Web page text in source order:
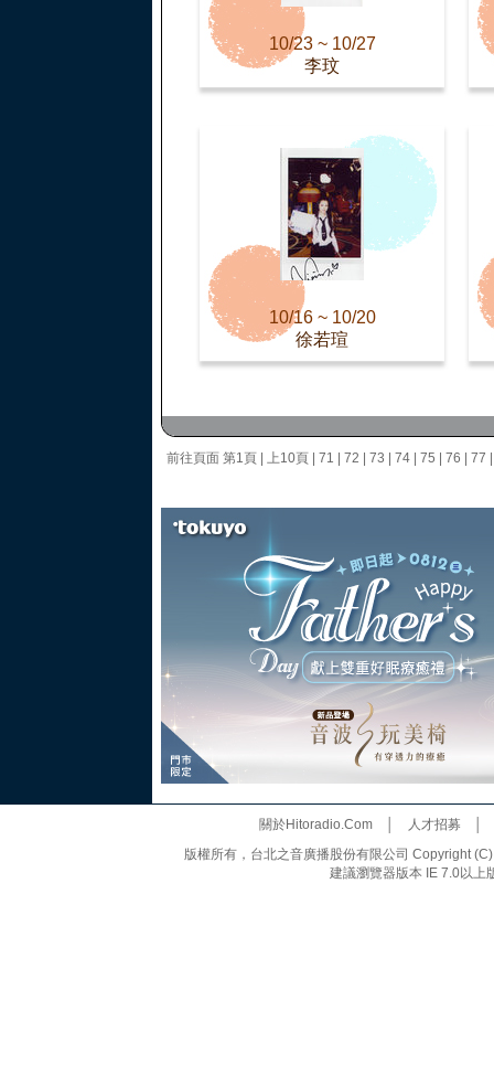
10/23 ~ 10/27
李玟
10/16 ~ 10/20
徐若瑄
前往頁面 第1頁 上10頁 71 72 73 74 75 76 77
關於Hitoradio.Com│ 人才招募
版權所有，台北之音廣播股份有限公司 Copyright
建議瀏覽器版本 IE 7.0以上